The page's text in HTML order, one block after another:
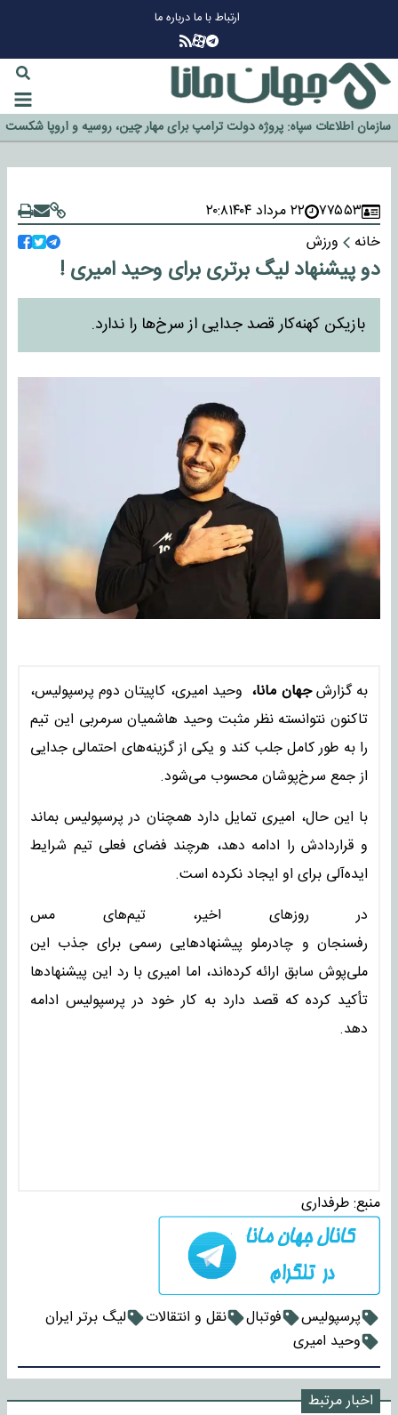
ارتباط با مادرباره ما
گزینه جدایی اوسمار روی میز مدیران پرسپولیس
آیا رئیس جمهور آمریکا قانون را دور می‌زند؟
اخراج رسمی چهره نامدار از پرسپولیس
سازمان اطلاعات سپاه: پروژه دولت ترامپ برای مهار چین، روسیه و اروپا شکست
خورد
۷۷۵۵۳ ۲۲ مرداد ۱۴۰۴
۲۰:۸
خانه
ورزش
دو پیشنهاد لیگ برتری برای وحید امیری !
بازیکن کهنه‌کار قصد جدایی از سرخ‌ها را ندارد.
به گزارشجهان مانا، وحید امیری، کاپیتان دوم پرسپولیس،
تاکنون نتوانسته نظر مثبت وحید هاشمیان سرمربی این تیم
را به طور کامل جلب کند و یکی از گزینه‌های احتمالی جدایی
از جمع سرخ‌پوشان محسوب می‌شود.
با این حال، امیری تمایل دارد همچنان در پرسپولیس بماند
و قراردادش را ادامه دهد، هرچند فضای فعلی تیم شرایط
ایده‌آلی برای او ایجاد نکرده است.
در روزهای اخیر، تیم‌های مس
رفسنجان و چادرملو پیشنهادهایی رسمی برای جذب این
ملی‌پوش سابق ارائه کرده‌اند، اما امیری با رد این پیشنهادها
تأکید کرده که قصد دارد به کار خود در پرسپولیس ادامه
دهد.
منبع:طرفداری
پرسپولیس فوتبال نقل و انتقالات
لیگ برتر ایران
وحید امیری
اخبار مرتبط